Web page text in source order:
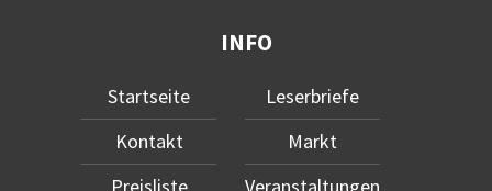
INFO
Startseite
Kontakt
Leserbriefe
Markt